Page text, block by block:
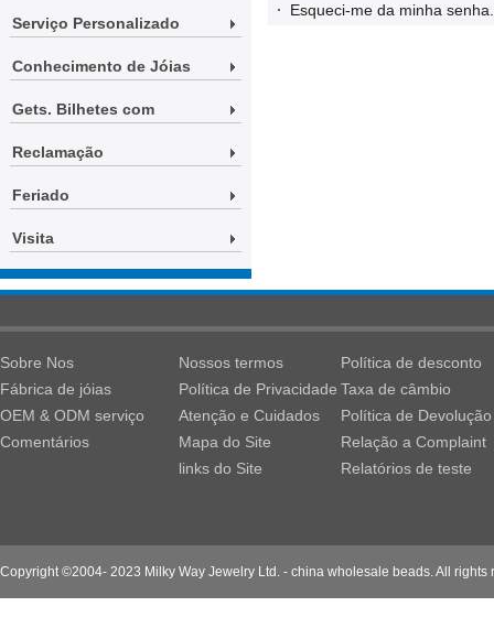
Serviço Personalizado
Conhecimento de Jóias
Gets. Bilhetes com
Reclamação
Feriado
Visita
· Esqueci-me da minha
Sobre Nos
Fábrica de jóias
OEM & ODM serviço
Comentários
Nossos termos
Política de Privacidade
Atenção e Cuidados
Mapa do Site
links do Site
Política de desconto
Taxa de câmbio
Política de Devolução
Relação a Complaint
Relatórios de teste
Copyright ©2004- 2023 Milky Way Jewelry Ltd. - china wholesale beads. All rights